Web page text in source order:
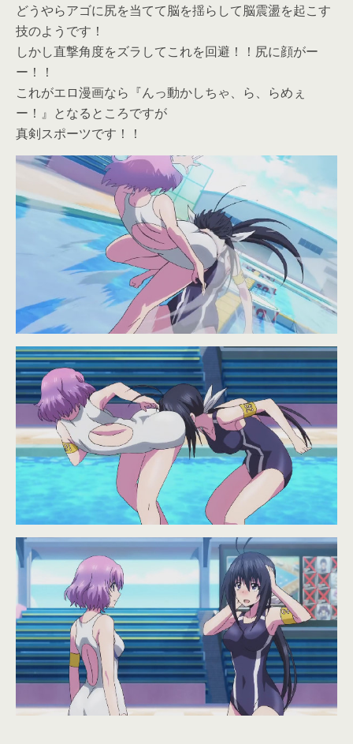
どうやらアゴに尻を当てて脳を揺らして脳震盪を起こす
技のようです！
しかし直撃角度をズラしてこれを回避！！尻に顔がー
ー！！
これがエロ漫画なら『んっ動かしちゃ、ら、らめぇ
ー！』となるところですが
真剣スポーツです！！